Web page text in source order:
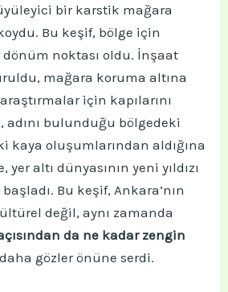
bir karstik mağara
Bu keşif, bölge için
noktası oldu. İnşaat
mağara koruma altına
için kapılarını
adını bulunduğu bölgedeki
kaya oluşumlarından aldığına
altı dünyasının yeni yıldızı
Bu keşif, Ankara’nın
değil, aynı zamanda
da ne kadar zengin
gözler önüne serdi.